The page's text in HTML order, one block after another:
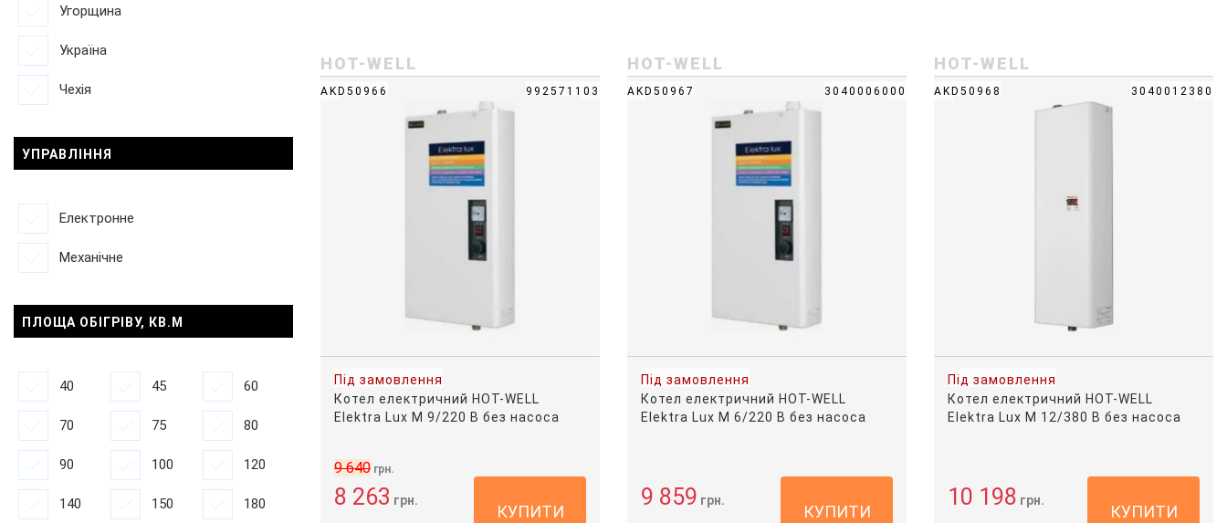
Угорщина
Україна
Чехія
УПРАВЛІННЯ
Електронне
Механічне
ПЛОЩА ОБIГРIВУ, КВ.М
40 45 60
70 75 80
90 100 120
140 150 180
HOT-WELL
AKD50966 992571103
Під замовлення
Котел електричний HOT-WELL
Elektra Lux M 9/220 В без насоса
8 263 грн.
9 640 грн.
КУПИТИ
HOT-WELL
AKD50967 3040006000
Під замовлення
Котел електричний HOT-WELL
Elektra Lux M 6/220 В без насоса
9 859 грн.
КУПИТИ
HOT-WELL
AKD50968 3040012380
Під замовлення
Котел електричний HOT-WELL
Elektra Lux M 12/380 В без насоса
10 198 грн.
КУПИТИ